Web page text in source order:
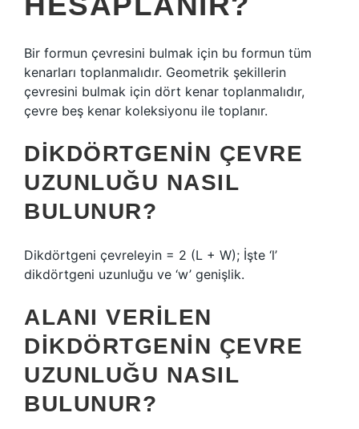
Bir formun çevresini bulmak için bu formun tüm
kenarları toplanmalıdır. Geometrik şekillerin
çevresini bulmak için dört kenar toplanmalıdır,
çevre beş kenar koleksiyonu ile toplanır.
DIKDÖRTGENIN ÇEVRE
UZUNLUĞU NASIL
BULUNUR?
Dikdörtgeni çevreleyin = 2 (L + W); İşte ‘l’
dikdörtgeni uzunluğu ve ‘w’ genişlik.
ALANI VERILEN
DIKDÖRTGENIN ÇEVRE
UZUNLUĞU NASIL
BULUNUR?